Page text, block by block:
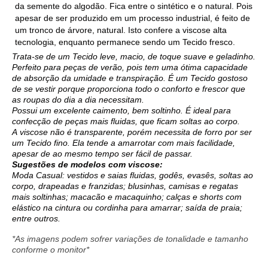
da semente do algodão. Fica entre o sintético e o natural. Pois
apesar de ser produzido em um processo industrial, é feito de
um tronco de árvore, natural. Isto confere a viscose alta
tecnologia, enquanto permanece sendo um Tecido fresco.
Trata-se de um Tecido leve, macio, de toque suave e geladinho.
Perfeito para peças de verão, pois tem uma ótima capacidade
de absorção da umidade e transpiração. É um Tecido gostoso
de se vestir porque proporciona todo o conforto e frescor que
as roupas do dia a dia necessitam.
Possui um excelente caimento, bem soltinho. É ideal para
confecção de peças mais fluidas, que ficam soltas ao corpo.
A viscose não é transparente, porém necessita de forro por ser
um Tecido fino. Ela tende a amarrotar com mais facilidade,
apesar de ao mesmo tempo ser fácil de passar.
Sugestões de modelos com viscose:
Moda Casual: vestidos e saias fluidas, godês, evasês, soltas ao
corpo, drapeadas e franzidas; blusinhas, camisas e regatas
mais soltinhas; macacão e macaquinho; calças e shorts com
elástico na cintura ou cordinha para amarrar; saída de praia;
entre outros.
*As imagens podem sofrer variações de tonalidade e tamanho
conforme o monitor*